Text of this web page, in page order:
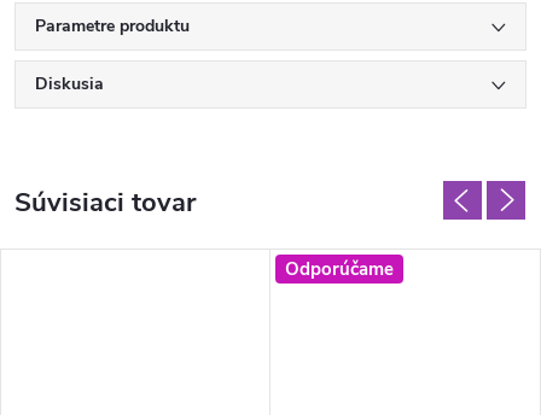
Parametre produktu
Diskusia
Súvisiaci tovar
Odporúčame